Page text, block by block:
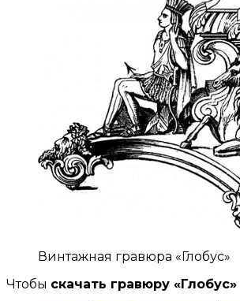
Винтажная гравюра «Глобус»
Чтобы скачать гравюру «Глобус»